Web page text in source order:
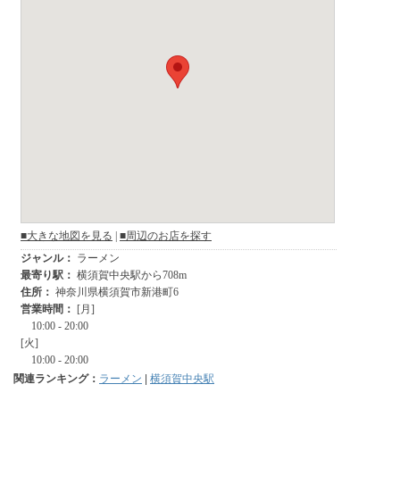
関連ランキング： ラーメン | 横須賀中央駅